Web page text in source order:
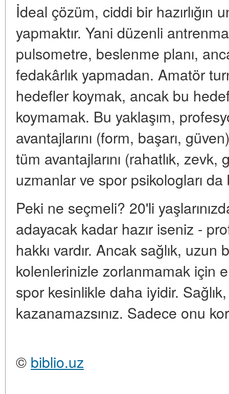
İdeal çözüm, ciddi bir hazırlığın
yapmaktır. Yani düzenli
pulsometre, beslenme planı,
fedakârlık yapmadan. Amatör
hedefler koymak, ancak bu
koymamak. Bu yaklaşım,
avantajlarını (form, başarı,
tüm avantajlarını (rahatlık, zevk,
uzmanlar ve spor psikologları
Peki ne seçmeli? 20'li
adayacak kadar hazır iseniz -
hakkı vardır. Ancak sağlık, uzun
kolenlerinizle zorlanmamak için
spor kesinlikle daha iyidir.
kazanamazsınız. Sadece onu
© biblio.uz